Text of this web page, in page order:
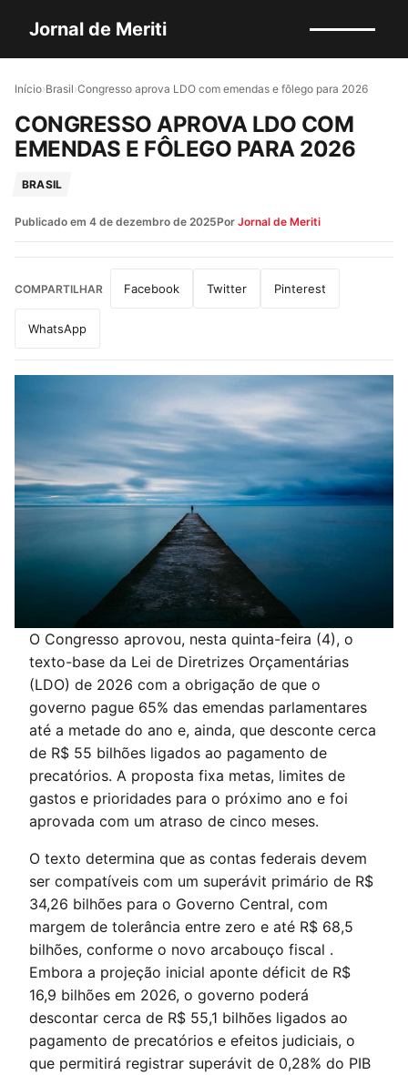
Jornal de Meriti
Início›Brasil›Congresso aprova LDO com emendas e fôlego para 2026
CONGRESSO APROVA LDO COM
EMENDAS E FÔLEGO PARA 2026
BRASIL
Publicado em 4 de dezembro de 2025Por Jornal de Meriti
COMPARTILHAR Facebook Twitter Pinterest
WhatsApp
O Congresso aprovou, nesta quinta-feira (4), o
texto-base da Lei de Diretrizes Orçamentárias
(LDO) de 2026 com a obrigação de que o
governo pague 65% das emendas parlamentares
até a metade do ano e, ainda, que desconte cerca
de R$ 55 bilhões ligados ao pagamento de
precatórios. A proposta fixa metas, limites de
gastos e prioridades para o próximo ano e foi
aprovada com um atraso de cinco meses.
O texto determina que as contas federais devem
ser compatíveis com um superávit primário de R$
34,26 bilhões para o Governo Central, com
margem de tolerância entre zero e até R$ 68,5
bilhões, conforme o novo arcabouço fiscal .
Embora a projeção inicial aponte déficit de R$
16,9 bilhões em 2026, o governo poderá
descontar cerca de R$ 55,1 bilhões ligados ao
pagamento de precatórios e efeitos judiciais, o
que permitirá registrar superávit de 0,28% do PIB